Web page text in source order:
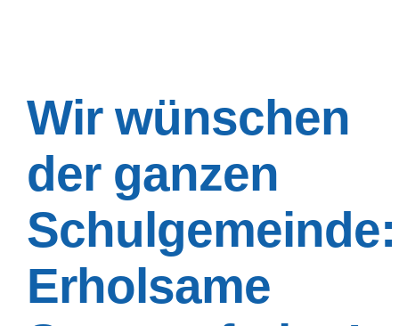
Wir wünschen
der ganzen
Schulgemeinde:
Erholsame